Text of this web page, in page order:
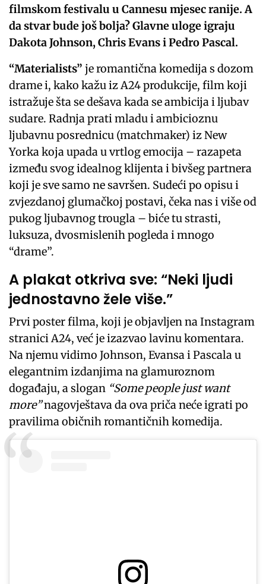
filmskom festivalu u Cannesu mjesec ranije. A
da stvar bude još bolja? Glavne uloge igraju
Dakota Johnson, Chris Evans i Pedro Pascal.
“Materialists” je romantična komedija s dozom
drame i, kako kažu iz A24 produkcije, film koji
istražuje šta se dešava kada se ambicija i ljubav
sudare. Radnja prati mladu i ambicioznu
ljubavnu posrednicu (matchmaker) iz New
Yorka koja upada u vrtlog emocija – razapeta
između svog idealnog klijenta i bivšeg partnera
koji je sve samo ne savršen. Sudeći po opisu i
zvjezdanoj glumačkoj postavi, čeka nas i više od
pukog ljubavnog trougla – biće tu strasti,
luksuza, dvosmislenih pogleda i mnogo
“drame”.
A plakat otkriva sve: “Neki ljudi
jednostavno žele više.”
Prvi poster filma, koji je objavljen na Instagram
stranici A24, već je izazvao lavinu komentara.
Na njemu vidimo Johnson, Evansa i Pascala u
elegantnim izdanjima na glamuroznom
događaju, a slogan “Some people just want
more”nagovještava da ova priča neće igrati po
pravilima običnih romantičnih komedija.